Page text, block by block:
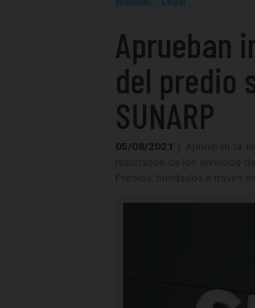
Aprueban
del predio
SUNARP
05/08/2021